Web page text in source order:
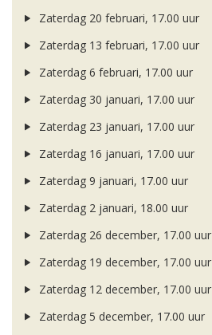
Zaterdag 20 februari, 17.00 uur
Zaterdag 13 februari, 17.00 uur
Zaterdag 6 februari, 17.00 uur
Zaterdag 30 januari, 17.00 uur
Zaterdag 23 januari, 17.00 uur
Zaterdag 16 januari, 17.00 uur
Zaterdag 9 januari, 17.00 uur
Zaterdag 2 januari, 18.00 uur
Zaterdag 26 december, 17.00 uur
Zaterdag 19 december, 17.00 uur
Zaterdag 12 december, 17.00 uur
Zaterdag 5 december, 17.00 uur